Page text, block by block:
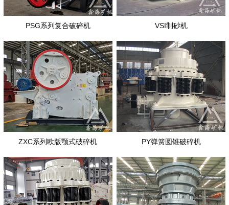
PSG系列复合破碎机 VSI制砂机
ZXC系列欧版颚式破碎机 PY弹簧圆锥破碎机